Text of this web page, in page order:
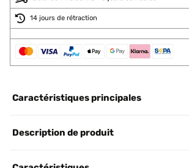
14 jours de rétraction
Caractéristiques principales
Description de produit